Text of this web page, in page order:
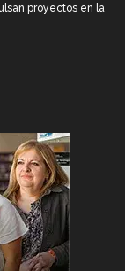
proyectos en la